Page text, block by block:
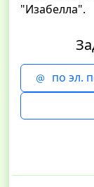
"Изабелла".
по эл.